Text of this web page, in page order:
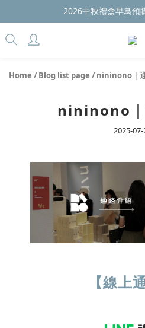
2026中秋禮盒早鳥預
Home / Blog list page / nininono｜
nininono｜
2025-
【線上